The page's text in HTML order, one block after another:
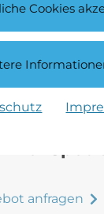
Cookies
anfragen